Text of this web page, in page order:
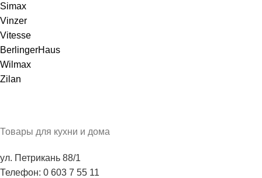
Simax
Vinzer
Vitesse
BerlingerHaus
Wilmax
Zilan
Товары для кухни и дома
ул. Петрикань 88/1
Телефон: 0 603 7 55 11